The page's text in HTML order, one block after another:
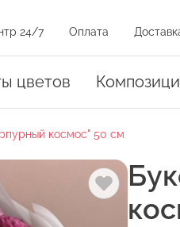
24/7 Оплата
цветов
космос" 50 см
на карте